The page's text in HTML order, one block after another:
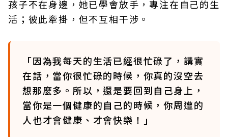
孩子不在身邊，她已學會放手，專注在自己的生
活；彼此牽掛，但不互相干涉。
「因為我每天的生活已經很忙碌了，講實
在話，當你很忙碌的時候，你真的沒空去
想那麼多。所以，還是要回到自己身上，
當你是一個健康的自己的時候，你周遭的
人也才會健康、才會快樂！」